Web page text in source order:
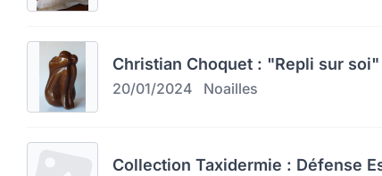
Christian Choquet : "Repli sur soi"
20/01/2024 Noailles
Collection Taxidermie : Défense